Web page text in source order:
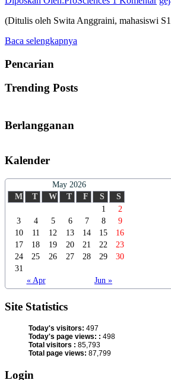
(Ditulis oleh Swita Anggraini, mahasiswi
Baca selengkapnya
Pencarian
Trending Posts
Berlangganan
Kalender
May 2026
M
T W T F S S
« Apr Jun »
1
2
3
4 5 6 7 8
9
10
11 12 13 14 15
16
17
18 19 20 21 22
23
24
25 26 27 28 29
30
31
Site Statistics
Today's visitors: 497
Today's page views: : 498
Total visitors : 85,793
Total page views: 87,799
Login